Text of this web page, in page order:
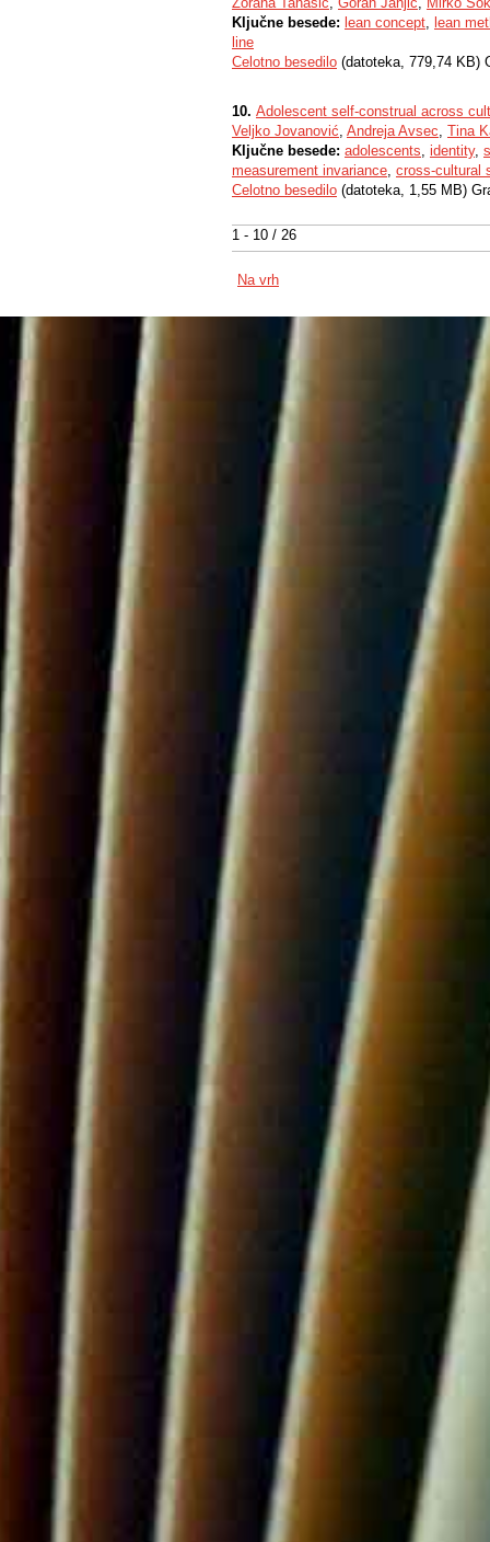
1 - 10 / 26
Ključne besede: lean concept, lean
line
Celotno besedilo (datoteka, 779,74 KB)
10. Adolescent self-construal across
Veljko Jovanović, Andreja Avsec, Tina
Ključne besede: adolescents, identity,
measurement invariance, cross-cultural
Celotno besedilo (datoteka, 1,55 MB)
Na vrh